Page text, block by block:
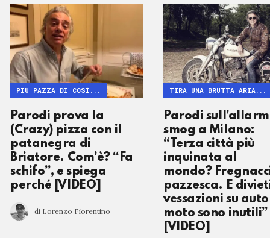
Parodi prova la
(Crazy) pizza con il
patanegra di
Briatore. Com’è? “Fa
schifo”, e spiega
perché [VIDEO]
di Lorenzo Fiorentino
PIÙ PAZZA DI COSÌ...
Parodi
smog a Milano:
“Terza città più
inquinata al
mondo?
pazzesca. E
vessazioni su auto
moto sono inutili”
[VIDEO]
TIRA UNA BRUTTA ARIA...